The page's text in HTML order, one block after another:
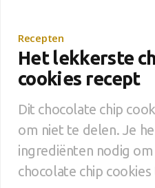
Recepten
Het lekkerste
cookies recept
Dit chocolate chip
om niet te delen. Je
ingrediënten nodig
chocolate chip